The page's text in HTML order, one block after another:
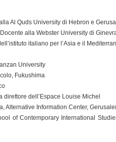
Al Quds University di Hebron e
alla Webster University di
italiano per l’Asia e il
University
Fukushima
direttore dell’Espace Louise Michel
Alternative Information Center,
of Contemporary International